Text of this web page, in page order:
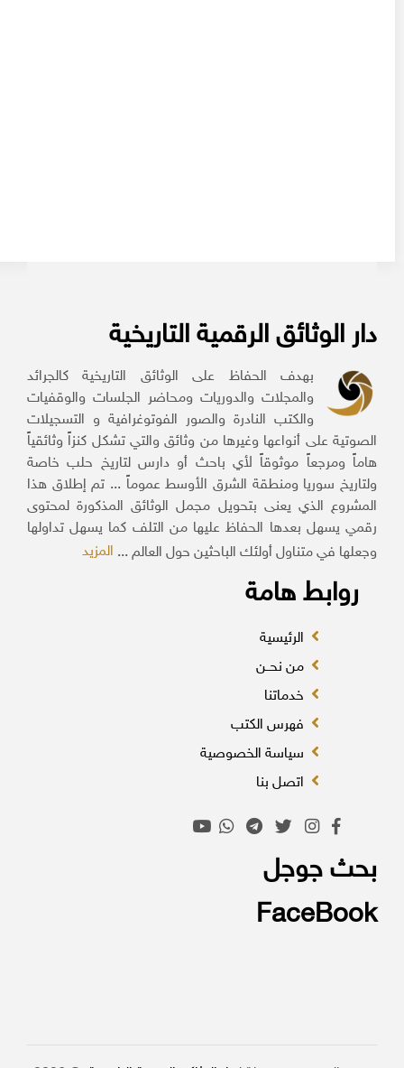
دار الوثائق الرقمية التاريخية
بهدف الحفاظ على الوثائق التاريخية كالجرائد
والمجلات والدوريات ومحاضر الجلسات والوقفيات
والكتب النادرة والصور الفوتوغرافية و التسجيلات
الصوتية على أنواعها وغيرها من وثائق والتي تشكل كنزاً وثائقياً
هاماً ومرجعاً موثوقاً لأي باحث أو دارس لتاريخ حلب خاصة
ولتاريخ سوريا ومنطقة الشرق الأوسط عموماً ... تم إطلاق هذا
المشروع الذي يعنى بتحويل مجمل الوثائق المذكورة لمحتوى
رقمي يسهل بعدها الحفاظ عليها من التلف كما يسهل تداولها
وجعلها في متناول أولئك الباحثين حول العالم ...المزيد
روابط هامة
الرئيسية
من نحــن
خدماتنا
فهرس الكتب
سياسة الخصوصية
اتصل بنا
بحث جوجل
FaceBook